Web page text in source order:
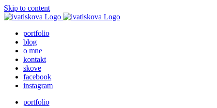
Skip to content
portfolio
blog
o mne
kontakt
skove
facebook
instagram
portfolio